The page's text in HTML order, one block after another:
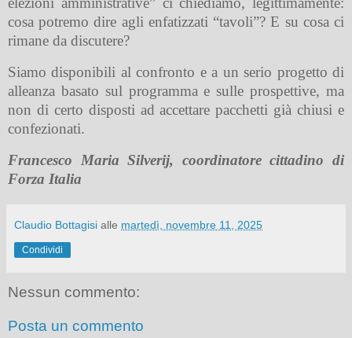
cosa potremo dire agli enfatizzati “tavoli”? E su cosa ci
rimane da discutere?
Siamo disponibili al confronto e a un serio progetto di
alleanza basato sul programma e sulle prospettive, ma
non di certo disposti ad accettare pacchetti già chiusi e
confezionati.
Francesco Maria Silverij, coordinatore cittadino di
Forza Italia
Claudio Bottagisi alle martedì, novembre 11, 2025
Condividi
Nessun commento:
Posta un commento